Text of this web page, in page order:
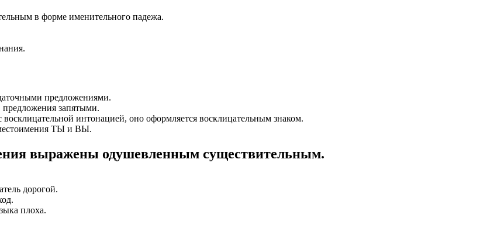
в форме именительного падежа.
предложениями.
предложения запятыми.
интонацией, оно оформляется восклицательным знаком.
ТЫ и ВЫ.
выражены одушевленным существительным.
дорогой.
плоха.